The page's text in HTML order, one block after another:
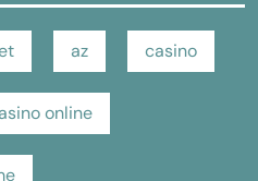
az casino
online